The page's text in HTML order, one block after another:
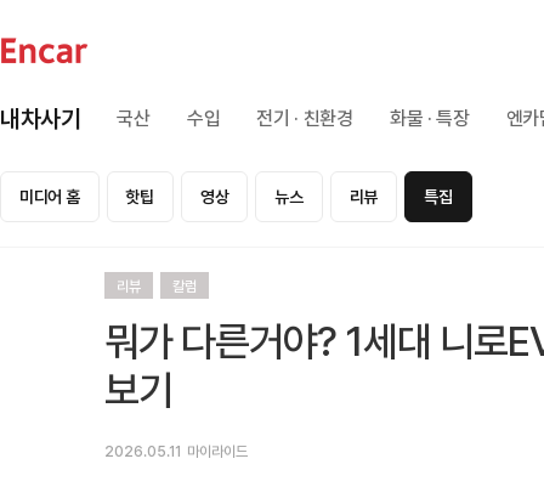
내차사기 국산 수입 전기 · 친환경 화물 · 특장 엔
미디어 홈 핫팁 영상 뉴스 리뷰 특집
리뷰 칼럼
뭐가 다른거야? 1세대 니로
보기
2026.05.11 마이라이드